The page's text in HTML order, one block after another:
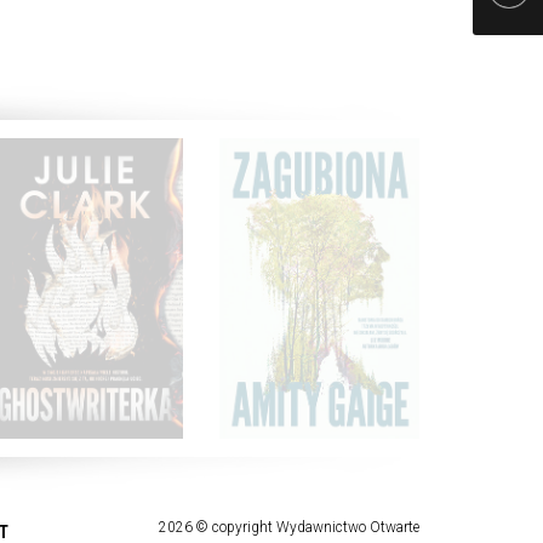
2026 © copyright Wydawnictwo Otwarte